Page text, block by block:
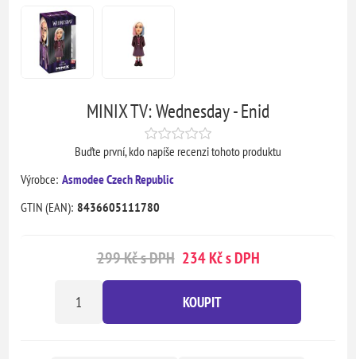
MINIX TV: Wednesday - Enid
Buďte první, kdo napíše recenzi tohoto produktu
Výrobce: Asmodee Czech Republic
GTIN (EAN): 8436605111780
299 Kč s DPH 234 Kč s DPH
KOUPIT